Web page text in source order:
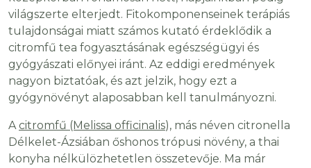
világszerte elterjedt. Fitokomponenseinek terápiás
tulajdonságai miatt számos kutató érdeklődik a
citromfű tea fogyasztásának egészségügyi és
gyógyászati ​​előnyei iránt. Az eddigi eredmények
nagyon biztatóak, és azt jelzik, hogy ezt a
gyógynövényt alaposabban kell tanulmányozni.
Acitromfű (Melissa officinalis), más néven citronella
Délkelet-Ázsiában őshonos trópusi növény, a thai
konyha nélkülözhetetlen összetevője. Ma már